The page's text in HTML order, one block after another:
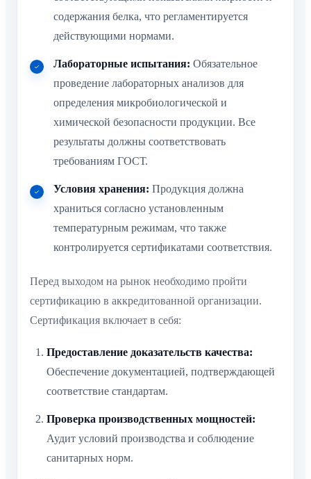
содержания белка, что регламентируется
действующими нормами.
Лабораторные испытания: Обязательное
проведение лабораторных анализов для
определения микробиологической и
химической безопасности продукции. Все
результаты должны соответствовать
требованиям ГОСТ.
Условия хранения: Продукция должна
храниться согласно установленным
температурным режимам, что также
контролируется сертификатами соответствия.
Перед выходом на рынок необходимо пройти
сертификацию в аккредитованной организации.
Сертификация включает в себя:
Предоставление доказательств качества:
Обеспечение документацией, подтверждающей
соответствие стандартам.
Проверка производственных мощностей:
Аудит условий производства и соблюдение
санитарных норм.